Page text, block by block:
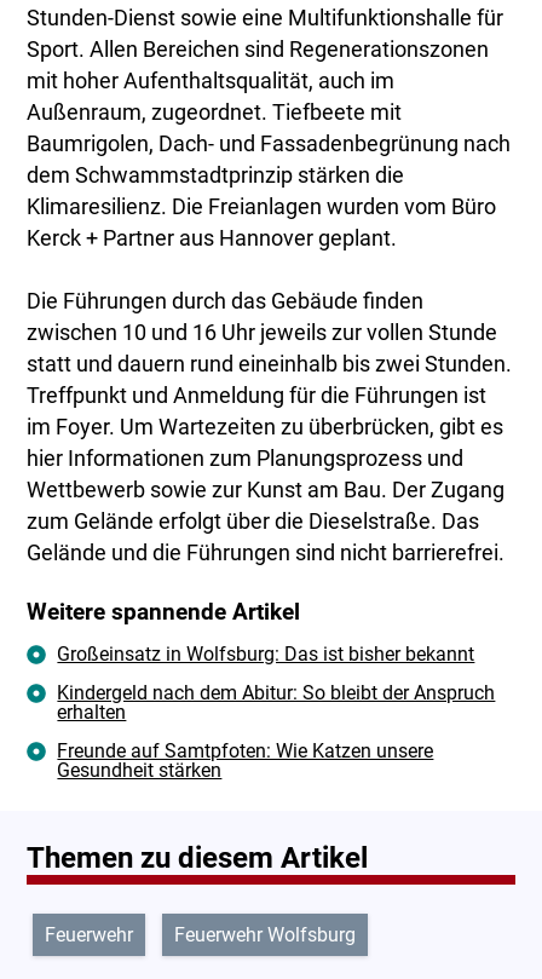
Stunden-Dienst sowie eine Multifunktionshalle für
Sport. Allen Bereichen sind Regenerationszonen
mit hoher Aufenthaltsqualität, auch im
Außenraum, zugeordnet. Tiefbeete mit
Baumrigolen, Dach- und Fassadenbegrünung nach
dem Schwammstadtprinzip stärken die
Klimaresilienz. Die Freianlagen wurden vom Büro
Kerck + Partner aus Hannover geplant.
Die Führungen durch das Gebäude finden
zwischen 10 und 16 Uhr jeweils zur vollen Stunde
statt und dauern rund eineinhalb bis zwei Stunden.
Treffpunkt und Anmeldung für die Führungen ist
im Foyer. Um Wartezeiten zu überbrücken, gibt es
hier Informationen zum Planungsprozess und
Wettbewerb sowie zur Kunst am Bau. Der Zugang
zum Gelände erfolgt über die Dieselstraße. Das
Gelände und die Führungen sind nicht barrierefrei.
Weitere spannende Artikel
Großeinsatz in Wolfsburg: Das ist bisher bekannt
Kindergeld nach dem Abitur: So bleibt der Anspruch
erhalten
Freunde auf Samtpfoten: Wie Katzen unsere
Gesundheit stärken
Themen zu diesem Artikel
Feuerwehr Feuerwehr Wolfsburg